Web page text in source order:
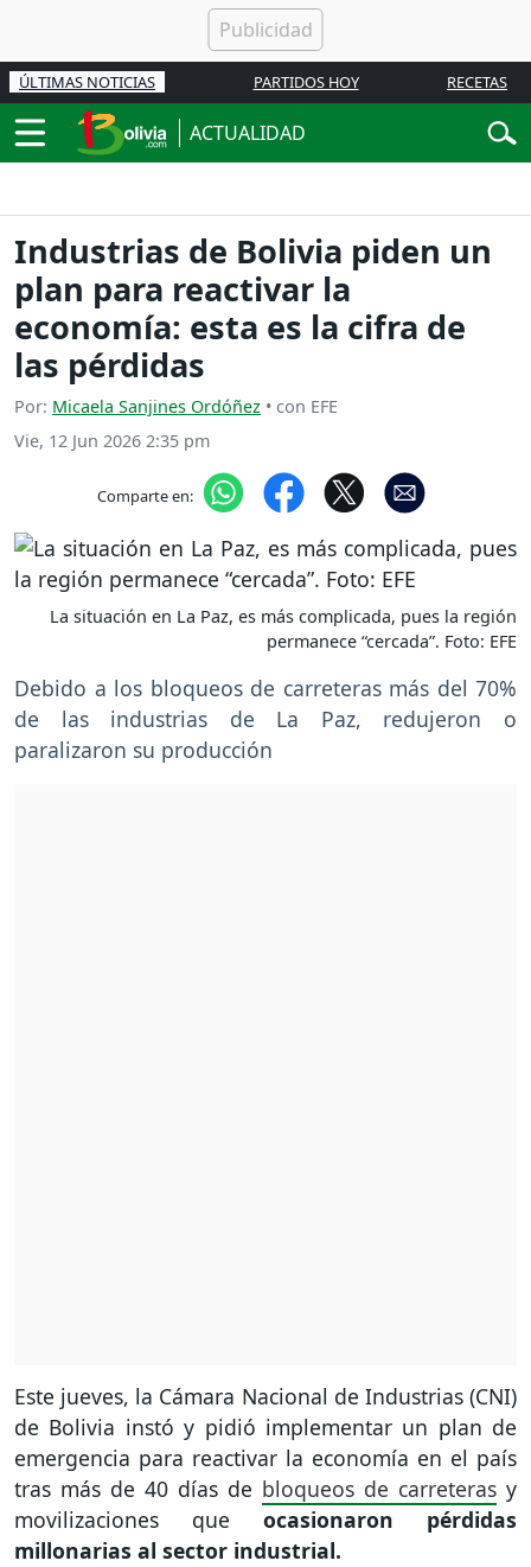
ÚLTIMAS NOTICIAS PARTIDOS HOY RECETAS
ACTUALIDAD
Industrias de Bolivia piden un
plan para reactivar la
economía: esta es la cifra de
las pérdidas
Por: Micaela Sanjines Ordóñez • con EFE
Vie, 12 Jun 2026 2:35 pm
Comparte en:
La situación en La Paz, es más complicada, pues la región
permanece “cercada”. Foto: EFE
Debido a los bloqueos de carreteras más del 70%
de las industrias de La Paz, redujeron o
paralizaron su producción
Este jueves, la Cámara Nacional de Industrias (CNI)
de Bolivia instó y pidió implementar un plan de
emergencia para reactivar la economía en el país
tras más de 40 días de bloqueos de carreteras y
movilizaciones que ocasionaron pérdidas
millonarias al sector industrial.